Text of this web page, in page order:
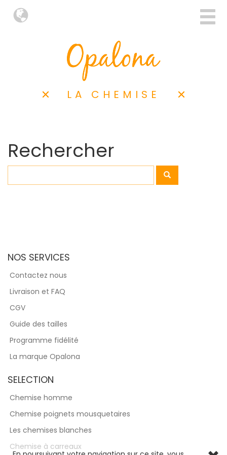
LA CHEMISE
Rechercher
NOS SERVICES
Contactez nous
Livraison et FAQ
CGV
Guide des tailles
Programme fidélité
La marque Opalona
SELECTION
Chemise homme
Chemise poignets mousquetaires
Les chemises blanches
Chemise à carreaux